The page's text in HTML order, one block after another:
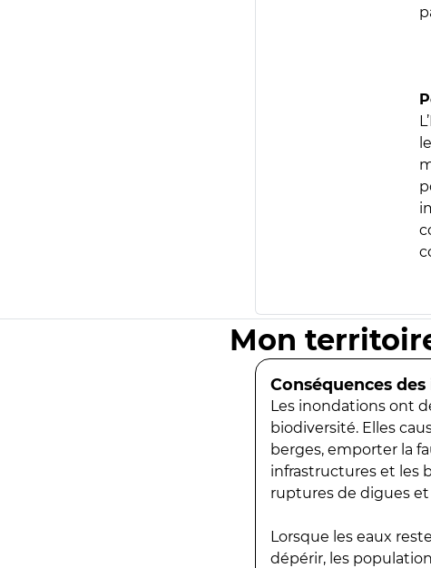
Mon
Conséquences
Les inondations ont
biodiversité. Elles
berges, emporter la
infrastructures et les
ruptures de digues et
Lorsque les eaux
dépérir, les